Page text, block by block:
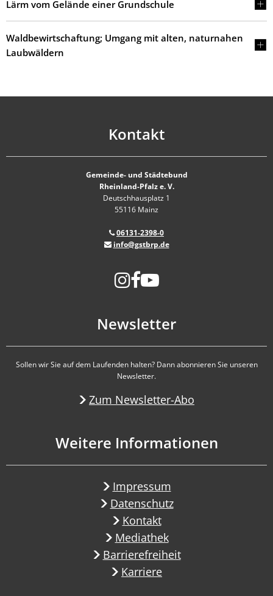
Lärm vom Gelände einer Grundschule
Waldbewirtschaftung; Umgang mit alten, naturnahen
Laubwäldern
Kontakt
Gemeinde- und Städtebund
Rheinland-Pfalz e. V.
Deutschhausplatz 1
55116 Mainz
06131-2398-0
info@gstbrp.de
Newsletter
Sollen wir Sie auf dem Laufenden halten? Dann abonnieren Sie unseren
Newsletter.
Zum Newsletter-Abo
Weitere Informationen
Impressum
Datenschutz
Kontakt
Mediathek
Barrierefreiheit
Karriere